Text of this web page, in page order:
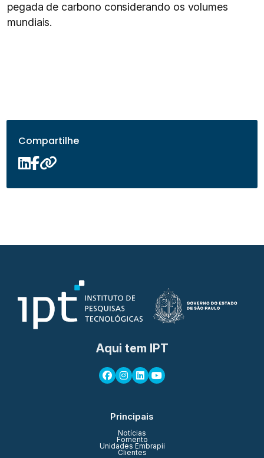
pegada de carbono considerando os volumes
mundiais.
Compartilhe
Aqui tem IPT
Principais
Notícias
Fomento
Unidades Embrapii
Clientes